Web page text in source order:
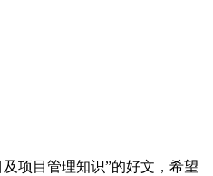
项目管理知识”的好文，希望